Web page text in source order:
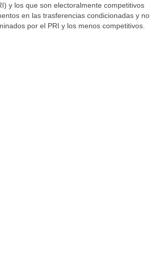
y los que son electoralmente competitivos
en las trasferencias condicionadas y no
por el PRI y los menos competitivos.